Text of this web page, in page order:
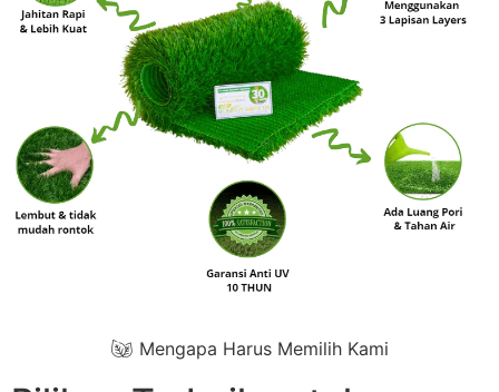
Mengapa Harus Memilih Kami